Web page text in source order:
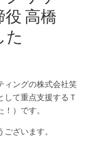
役 高橋
た
ィングの株式会社笑
て重点支援するＴ
）です。
ざいます。